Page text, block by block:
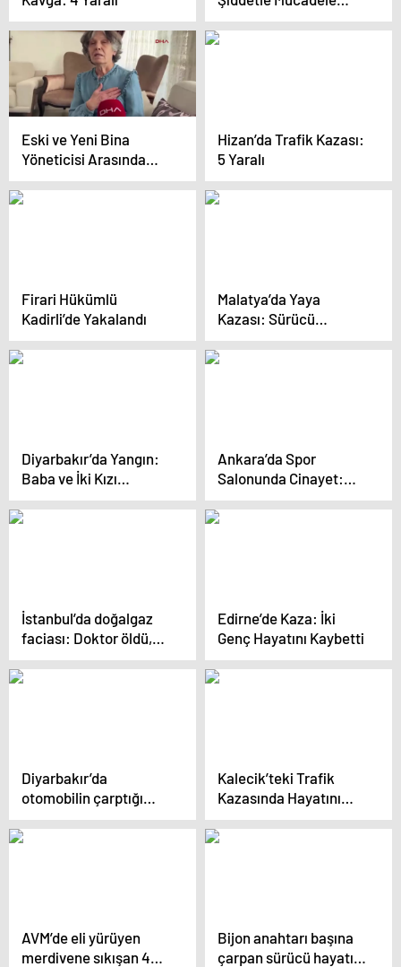
Koordinasyon
Toplantısı Hakkari’de
Eski ve Yeni Bina
Yöneticisi Arasında
Yumruklu Kavga
Hizan’da Trafik Kazası:
5 Yaralı
Firari Hükümlü
Kadirli’de Yakalandı
Malatya’da Yaya
Kazası: Sürücü
Tutuklandı
Diyarbakır’da Yangın:
Baba ve İki Kızı
Kurtarıldı
Ankara’da Spor
Salonunda Cinayet:
Faili Yakalandı
İstanbul’da doğalgaz
faciası: Doktor öldü,
eşi ve oğlu hastaneye
kaldırıldı
Edirne’de Kaza: İki
Genç Hayatını Kaybetti
Diyarbakır’da
otomobilin çarptığı
yayanın vücudu ikiye
bölündü
Kalecik’teki Trafik
Kazasında Hayatını
Kaybeden Aile Toprağa
Verildi
AVM’de eli yürüyen
merdivene sıkışan 4
Bijon anahtarı başına
çarpan sürücü hayatını